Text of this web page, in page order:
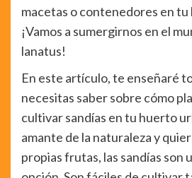
macetas o contenedores en
¡Vamos a sumergirnos en el
lanatus!
En este artículo, te enseñaré
necesitas saber sobre cómo
cultivar sandías en tu huerto
amante de la naturaleza y
propias frutas, las sandías son